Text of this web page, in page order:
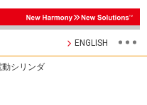
ENGLISH
シリンダ